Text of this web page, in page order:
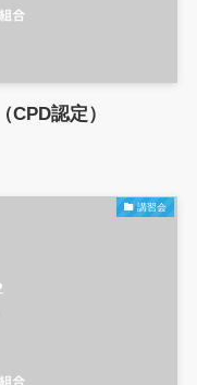
認定）
講習会